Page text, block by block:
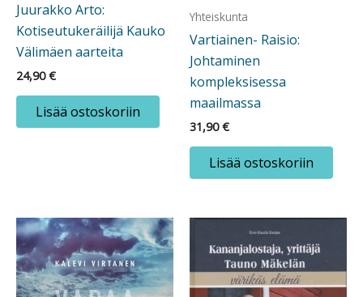
Juurakko Arto:
Kotiseutukeräilijä Kauko
Välimäen aarteita
24,90€
Lisää ostoskoriin
Yhteiskunta
Vartiainen- Raisio:
Johtaminen
kompleksisessa
maailmassa
31,90€
Lisää ostoskoriin